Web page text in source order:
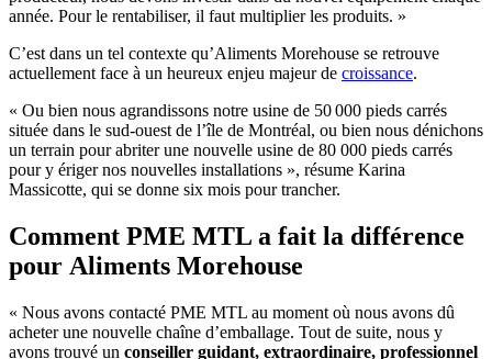
année. Pour le rentabiliser, il faut multiplier les produits. »
C’est dans un tel contexte qu’Aliments Morehouse se retrouve
actuellement face à un heureux enjeu majeur de croissance.
« Ou bien nous agrandissons notre usine de 50 000 pieds carrés
située dans le sud-ouest de l’île de Montréal, ou bien nous dénichons
un terrain pour abriter une nouvelle usine de 80 000 pieds carrés
pour y ériger nos nouvelles installations », résume Karina
Massicotte, qui se donne six mois pour trancher.
Comment PME MTL a fait la différence
pour Aliments Morehouse
« Nous avons contacté PME MTL au moment où nous avons dû
acheter une nouvelle chaîne d’emballage. Tout de suite, nous y
avons trouvé un conseiller guidant, extraordinaire, professionnel